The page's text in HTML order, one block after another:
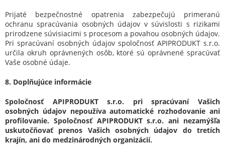
Prijaté bezpečnostné opatrenia zabezpečujú primeranú
ochranu spracúvania osobných údajov v súvislosti s rizikami
prirodzene súvisiacimi s procesom a povahou osobných údajov.
Pri spracúvaní osobných údajov spoločnosť APIPRODUKT s.r.o.
určila okruh oprávnených osôb, ktoré sú oprávnené spracúvať
Vaše osobné údaje.
8. Doplňujúce informácie
Spoločnosť APIPRODUKT s.r.o. pri spracúvaní Vašich
osobných údajov nepoužíva automatické rozhodovanie ani
profilovanie. Spoločnosť APIPRODUKT s.r.o. ani nezamýšľa
uskutočňovať prenos Vašich osobných údajov do tretích
krajín, ani do medzinárodných organizácií.